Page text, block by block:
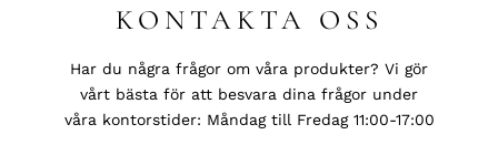
KONTAKTA OSS
Har du några frågor om våra produkter? Vi gör
vårt bästa för att besvara dina frågor under
våra kontorstider: Måndag till Fredag 11:00-17:00